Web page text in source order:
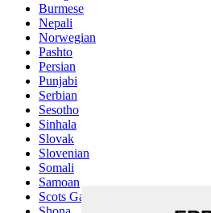
Burmese
Nepali
Norwegian
Pashto
Persian
Punjabi
Serbian
Sesotho
Sinhala
Slovak
Slovenian
Somali
Samoan
Scots Gaelic